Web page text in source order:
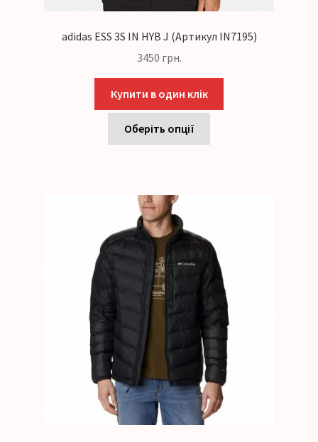
adidas ESS 3S IN HYB J (Артикул IN7195)
3450 грн.
Купити в один клік
Оберіть опції